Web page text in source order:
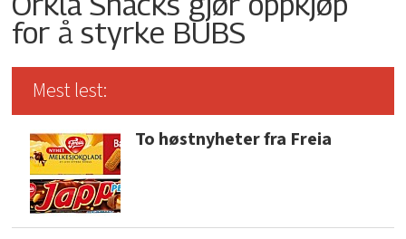
for å styrke BUBS
Mest lest:
To høstnyheter fra Freia